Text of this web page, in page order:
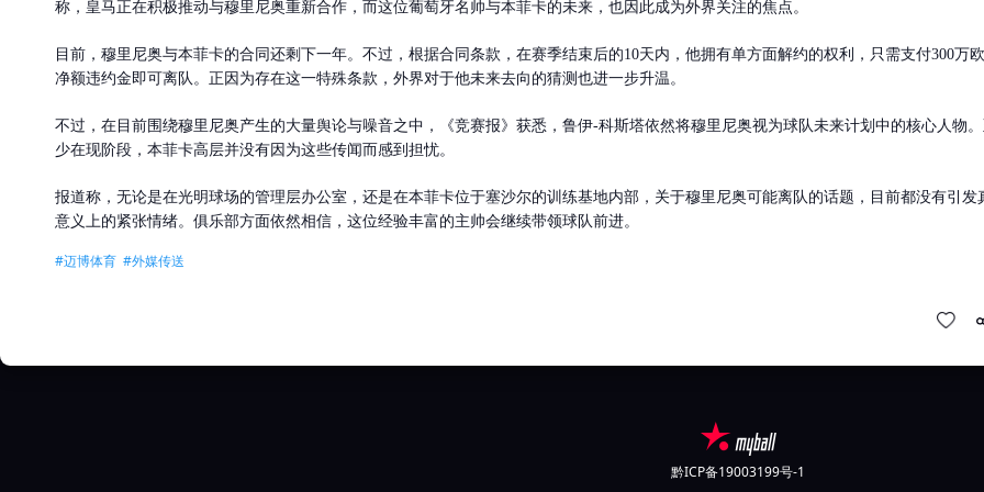
称，皇马正在积极推动与穆里尼奥重新合作，而这位葡萄牙名帅与本菲卡的未来，也因此成为外界关注的焦点。
目前，穆里尼奥与本菲卡的合同还剩下一年。不过，根据合同条款，在赛季结束后的10天内，他拥有单方面解约的权利，只需支付300万
净额违约金即可离队。正因为存在这一特殊条款，外界对于他未来去向的猜测也进一步升温。
不过，在目前围绕穆里尼奥产生的大量舆论与噪音之中，《竞赛报》获悉，鲁伊-科斯塔依然将穆里尼奥视为球队未来计划中的核心人物。
少在现阶段，本菲卡高层并没有因为这些传闻而感到担忧。
报道称，无论是在光明球场的管理层办公室，还是在本菲卡位于塞沙尔的训练基地内部，关于穆里尼奥可能离队的话题，目前都没有引发
意义上的紧张情绪。俱乐部方面依然相信，这位经验丰富的主帅会继续带领球队前进。
#迈博体育 #外媒传送
黔ICP备19003199号-1